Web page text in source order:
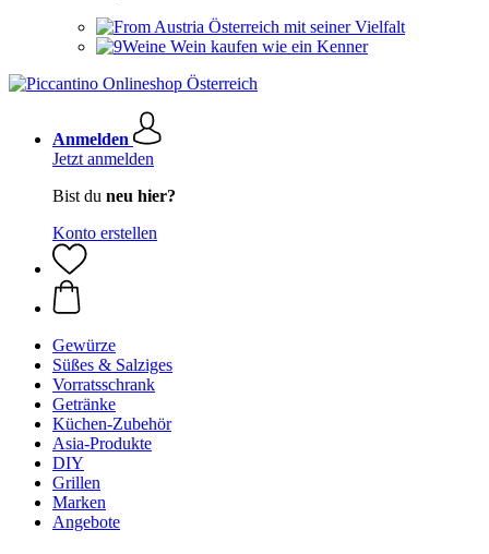
Österreich mit seiner Vielfalt
Wein kaufen wie ein Kenner
Anmelden
Jetzt anmelden
Bist du neu hier?
Konto erstellen
Gewürze
Süßes & Salziges
Vorratsschrank
Getränke
Küchen-Zubehör
Asia-Produkte
DIY
Grillen
Marken
Angebote